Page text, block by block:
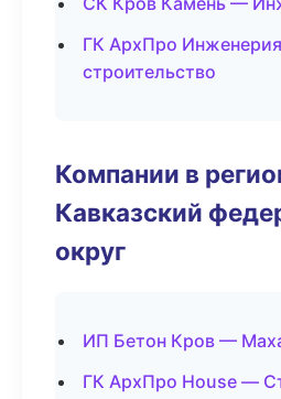
ГК АрхПро
строительство
Компании в
Кавказский
округ
ИП Бетон Кров —
ГК АрхПро House —